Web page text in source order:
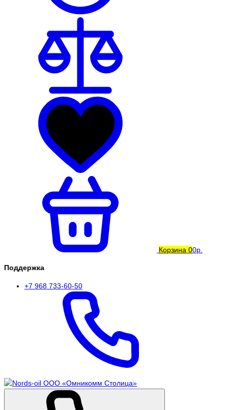
Корзина 00р.
Поддержка
+7 968 733-60-50